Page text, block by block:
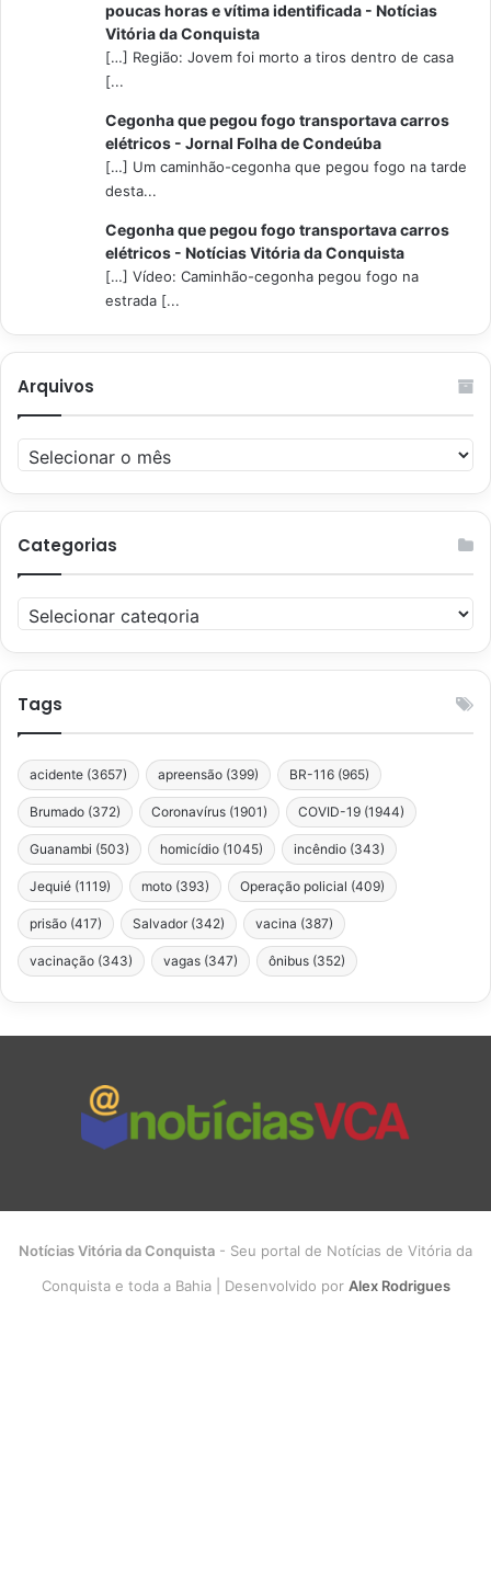
poucas horas e vítima identificada - Notícias
Vitória da Conquista
[…] Região: Jovem foi morto a tiros dentro de casa
[...
Cegonha que pegou fogo transportava carros
elétricos - Jornal Folha de Condeúba
[…] Um caminhão-cegonha que pegou fogo na tarde
desta...
Cegonha que pegou fogo transportava carros
elétricos - Notícias Vitória da Conquista
[…] Vídeo: Caminhão-cegonha pegou fogo na
estrada [...
Arquivos
Arquivos
Categorias
Categorias
Tags
acidente (3657) apreensão (399) BR-116 (965)
Brumado (372) Coronavírus (1901) COVID-19 (1944)
Guanambi (503) homicídio (1045) incêndio (343)
Jequié (1119) moto (393) Operação policial (409)
prisão (417) Salvador (342) vacina (387)
vacinação (343) vagas (347) ônibus (352)
Notícias Vitória da Conquista - Seu portal de Notícias de Vitória da
Conquista e toda a Bahia | Desenvolvido por Alex Rodrigues